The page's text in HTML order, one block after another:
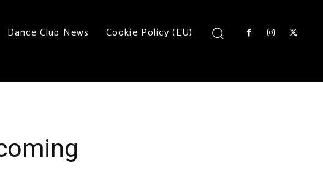
Dance Club News Cookie Policy (EU)